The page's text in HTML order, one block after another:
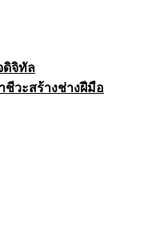
ดิจิทัล
วะสร้างช่างฝีมือ